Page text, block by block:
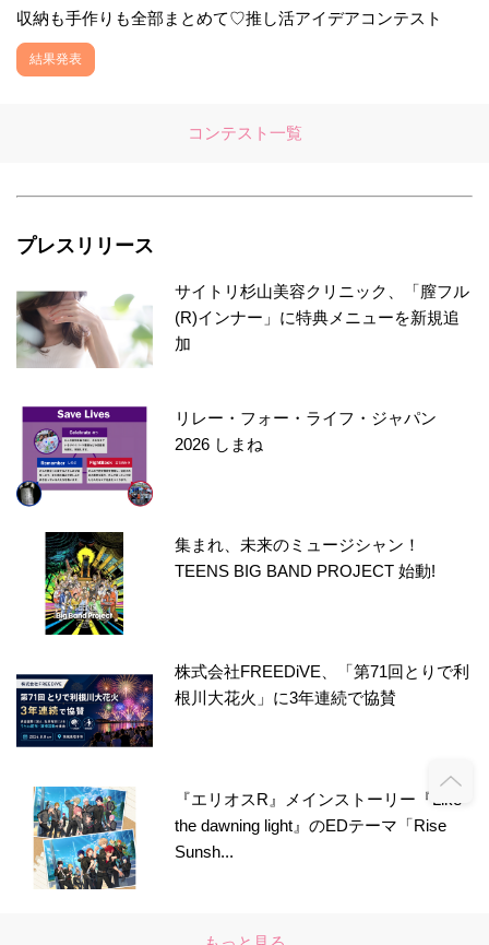
収納も手作りも全部まとめて♡推し活アイデアコンテスト
結果発表
コンテスト一覧
プレスリリース
サイトリ杉山美容クリニック、「膣フル
(R)インナー」に特典メニューを新規追
加
リレー・フォー・ライフ・ジャパン
2026 しまね
集まれ、未来のミュージシャン！
TEENS BIG BAND PROJECT 始動!
株式会社FREEDiVE、「第71回とりで利
根川大花火」に3年連続で協賛
『エリオスR』メインストーリー『Like
the dawning light』のEDテーマ「Rise
Sunsh...